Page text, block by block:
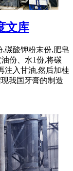
文库
,碳酸钾粉末份,肥皂
份、水1份,将碳
注入甘油,然后加桂
我国牙膏的制造